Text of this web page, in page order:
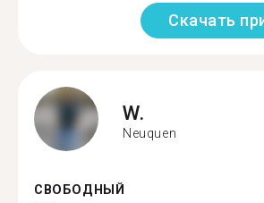
Скачать
W.
Neuquen
СВОБОДНЫЙ